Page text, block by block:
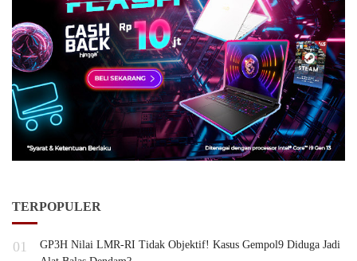
TERPOPULER
01
GP3H Nilai LMR-RI Tidak Objektif! Kasus Gempol9 Diduga Jadi